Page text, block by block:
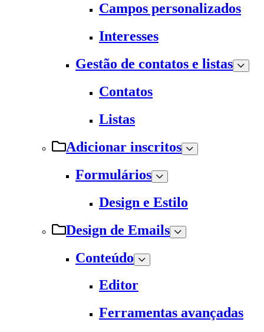
Campos personalizados
Interesses
Gestão de contatos e listas
Contatos
Listas
Adicionar inscritos
Formulários
Design e Estilo
Design de Emails
Conteúdo
Editor
Ferramentas avançadas